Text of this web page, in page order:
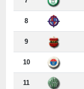
9
10
11
12